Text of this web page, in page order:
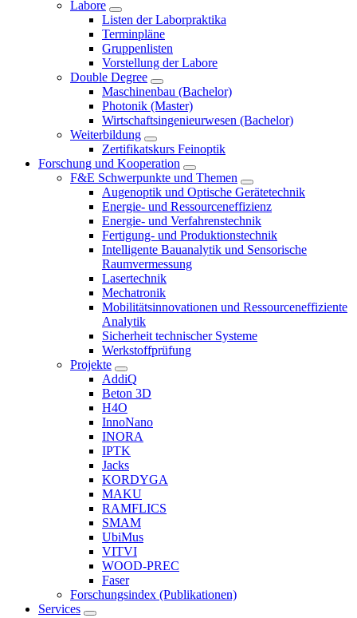
Labore
Listen der Laborpraktika
Terminpläne
Gruppenlisten
Vorstellung der Labore
Double Degree
Maschinenbau (Bachelor)
Photonik (Master)
Wirtschaftsingenieurwesen (Bachelor)
Weiterbildung
Zertifikatskurs Feinoptik
Forschung und Kooperation
F&E Schwerpunkte und Themen
Augenoptik und Optische Gerätetechnik
Energie- und Ressourceneffizienz
Energie- und Verfahrenstechnik
Fertigung- und Produktionstechnik
Intelligente Bauanalytik und Sensorische
Raumvermessung
Lasertechnik
Mechatronik
Mobilitätsinnovationen und Ressourceneffiziente
Analytik
Sicherheit technischer Systeme
Werkstoffprüfung
Projekte
AddiQ
Beton 3D
H4O
InnoNano
INORA
IPTK
Jacks
KORDYGA
MAKU
RAMFLICS
SMAM
UbiMus
VITVI
WOOD-PREC
Faser
Forschungsindex (Publikationen)
Services